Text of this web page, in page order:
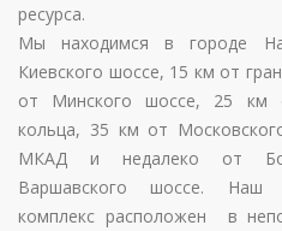
ресурса.
Мы находимся в городе
Киевского шоссе, 15 км от
от Минского шоссе, 25 км
кольца, 35 км от
МКАД и недалеко от
Варшавского шоссе. Наш
комплекс расположен в